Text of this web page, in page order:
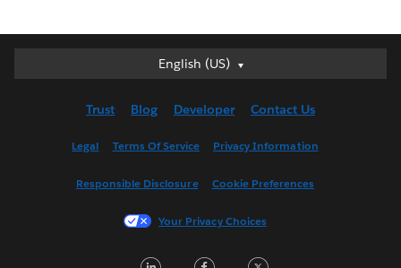
English (US)
English (US)
English (UK)
Français (France)
한국어
Trust Blog Developer Contact Us
Legal Terms Of Service Privacy Information
Responsible Disclosure Cookie Preferences
Your Privacy Choices